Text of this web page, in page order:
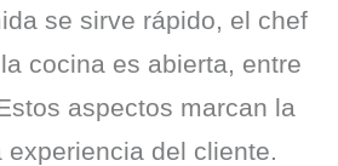
se sirve rápido, el chef
cocina es abierta, entre
aspectos marcan la
experiencia del cliente.